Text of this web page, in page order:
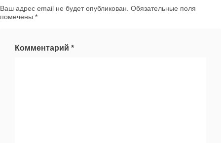
Ваш адрес email не будет опубликован. Обязательные поля
помечены *
Комментарий *